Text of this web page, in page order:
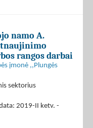
namo A.
rangos darbai
įmonė ,,Plungės
sektorius
2019-II ketv. -